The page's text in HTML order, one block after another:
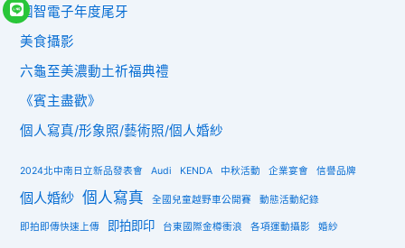
國智電子年度尾牙
美食攝影
六龜至美濃動土祈福典禮
《賓主盡歡》
個人寫真/形象照/藝術照/個人婚紗
2024北中南日立新品發表會 Audi KENDA 中秋活動 企業宴會 信譽品牌
個人婚紗 個人寫真 全國兒童越野車公開賽 動態活動紀錄
即拍即傳快速上傳 即拍即印 台東國際金樽衝浪 各項運動攝影 婚紗